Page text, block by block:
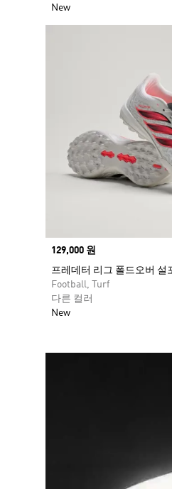
New
Price
129,000 원
프레데터 리그 폴드오버 설
Football, Turf
다른 컬러
New